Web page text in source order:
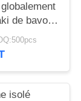
de bavoir
isolé